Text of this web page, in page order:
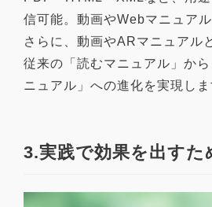
信可能。動画やWebマニュアル
さらに、動画やARマニュアル
従来の「読むマニュアル」か
ニュアル」への進化を実現しま
3.実践で効果を出すた